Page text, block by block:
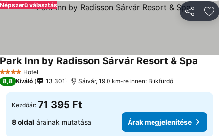
Népszerű választás
4 KategóriaHotel
Park Inn by Radisson Sárvár Resort & Spa
8,8 Kiváló 13 301 Sárvár, 19.0 km-re innen: Bükfürdő
Kezdőár: 71 395 Ft
8 oldal árainak mutatása Árak megjelenítése